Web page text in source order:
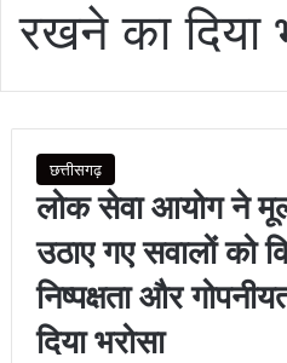
रखने का दिया
छत्तीसगढ़
लोक सेवा आयोग ने
उठाए गए सवालों को
निष्पक्षता और
दिया भरोसा